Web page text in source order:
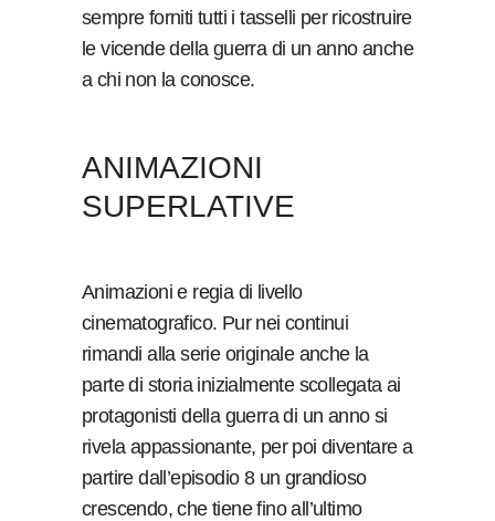
sempre forniti tutti i tasselli per ricostruire
le vicende della guerra di un anno anche
a chi non la conosce.
ANIMAZIONI
SUPERLATIVE
Animazioni e regia di livello
cinematografico. Pur nei continui
rimandi alla serie originale anche la
parte di storia inizialmente scollegata ai
protagonisti della guerra di un anno si
rivela appassionante, per poi diventare a
partire dall’episodio 8 un grandioso
crescendo, che tiene fino all’ultimo